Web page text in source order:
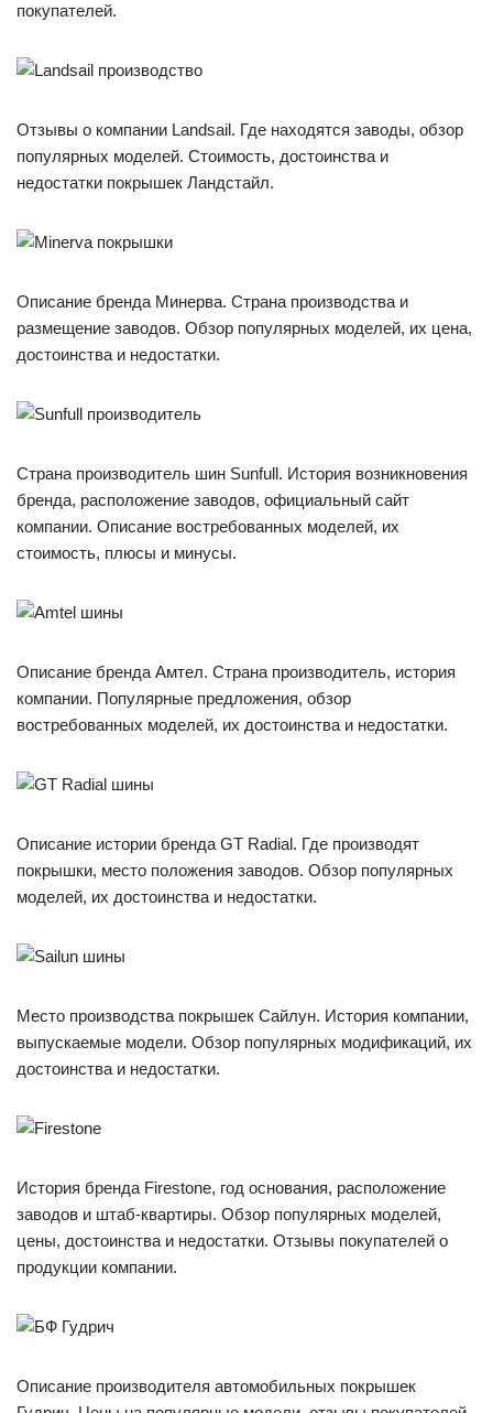
покупателей.
Отзывы о компании Landsail. Где находятся заводы, обзор
популярных моделей. Стоимость, достоинства и
недостатки покрышек Ландстайл.
Описание бренда Минерва. Страна производства и
размещение заводов. Обзор популярных моделей, их цена,
достоинства и недостатки.
Страна производитель шин Sunfull. История возникновения
бренда, расположение заводов, официальный сайт
компании. Описание востребованных моделей, их
стоимость, плюсы и минусы.
Описание бренда Амтел. Страна производитель, история
компании. Популярные предложения, обзор
востребованных моделей, их достоинства и недостатки.
Описание истории бренда GT Radial. Где производят
покрышки, место положения заводов. Обзор популярных
моделей, их достоинства и недостатки.
Место производства покрышек Сайлун. История компании,
выпускаемые модели. Обзор популярных модификаций, их
достоинства и недостатки.
История бренда Firestone, год основания, расположение
заводов и штаб-квартиры. Обзор популярных моделей,
цены, достоинства и недостатки. Отзывы покупателей о
продукции компании.
Описание производителя автомобильных покрышек